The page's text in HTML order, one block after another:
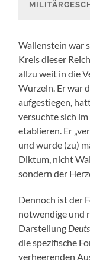
Wallenstein war
Kreis dieser
allzu weit in die
Wurzeln. Er war
aufgestiegen,
versuchte sich
etablieren. Er
und wurde (zu)
Diktum, nicht
sondern der
Dennoch ist der
notwendige und
Darstellung
die spezifische
verheerenden